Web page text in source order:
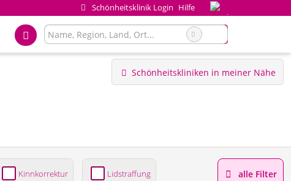
Schönheitsklinik Login Hilfe
Schönheitskliniken in meiner Nähe
Kinnkorrektur Lidstraffung alle Filter